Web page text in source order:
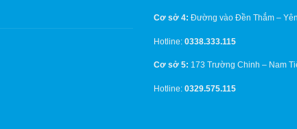
Cơ sở 4: Đường vào Đền Thắm –
Hotline: 0338.333.115
Cơ sở 5: 173 Trường Chinh – Nam
Hotline: 0329.575.115